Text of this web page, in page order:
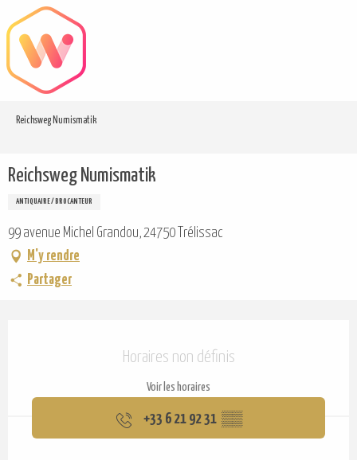
au
contenu
principal
Reichsweg Numismatik
Reichsweg Numismatik
ANTIQUAIRE / BROCANTEUR
99 avenue Michel Grandou, 24750 Trélissac
M'y rendre
Partager
Horaires non définis
Voir les horaires
+33 6 21 92 31 ▒▒